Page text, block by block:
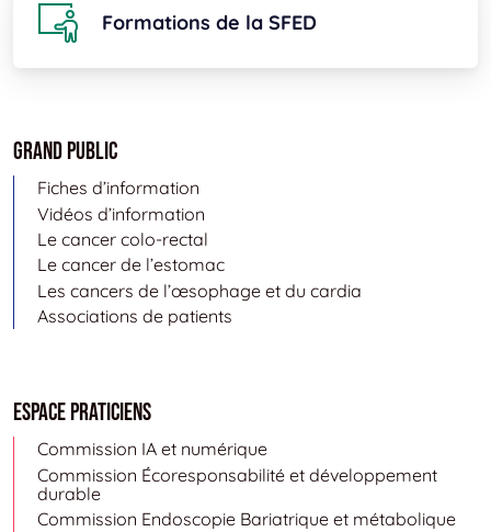
Formations de la SFED
Grand public
Fiches d’information
Vidéos d’information
Le cancer colo-rectal
Le cancer de l’estomac
Les cancers de l’œsophage et du cardia
Associations de patients
Espace Praticiens
Commission IA et numérique
Commission Écoresponsabilité et développement
durable
Commission Endoscopie Bariatrique et métabolique